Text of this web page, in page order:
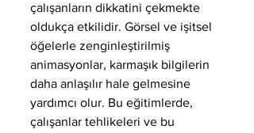
çalışanların dikkatini çekmekte
oldukça etkilidir. Görsel ve işitsel
öğelerle zenginleştirilmiş
animasyonlar, karmaşık bilgilerin
daha anlaşılır hale gelmesine
yardımcı olur. Bu eğitimlerde,
çalışanlar tehlikeleri ve bu